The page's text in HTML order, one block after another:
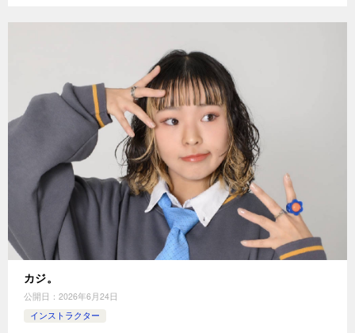
カジ。
公開日： 2026年6月24日
インストラクター